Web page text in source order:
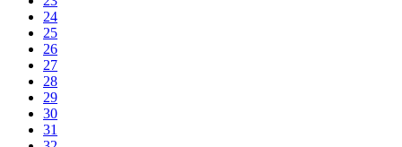
24
25
26
27
28
29
30
31